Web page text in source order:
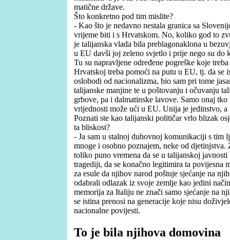
matične države.
Što konkretno pod tim mislite?
- Kao što je nedavno nestala granica sa
vrijeme biti i s Hrvatskom. No, koliko god to
je talijanska vlada bila preblagonaklona u
u EU davši joj zeleno svjetlo i prije nego su do
Tu su napravljene određene pogreške koje
Hrvatskoj treba pomoći na putu u EU, tj. da se
oslobodi od nacionalizma, bio sam pri tome
talijanske manjine te u poštovanju i očuvanju
grbove, pa i dalmatinske lavove. Samo onaj
vrijednosti može ući u EU. Unija je jedinstvo, a
Poznati ste kao talijanski političar vrlo blizak
ta bliskost?
- Ja sam u stalnoj duhovnoj komunikaciji s tim
mnoge i osobno poznajem, neke od djetinjstva.
toliko puno vremena da se u talijanskoj
tragediji, da se konačno legitimira ta povijesna
za esule da njihov narod poštuje sjećanje na
odabrali odlazak iz svoje zemlje kao jedini
memorija za Italiju ne znači samo sjećanje na
se istina prenosi na generacije koje nisu
nacionalne povijesti.
To je bila njihova domovina